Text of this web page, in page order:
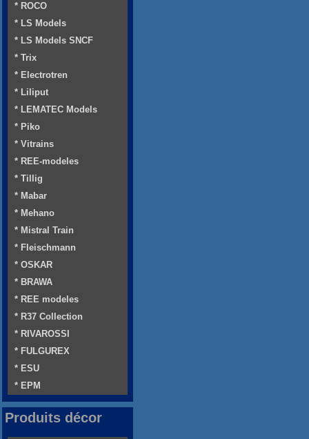
* ROCO
* LS Models
* LS Models SNCF
* Trix
* Electrotren
* Liliput
* LEMATEC Models
* Piko
* Vitrains
* REE-modeles
* Tillig
* Mabar
* Mehano
* Mistral Train
* Fleischmann
* OSKAR
* BRAWA
* REE modeles
* R37 Collection
* RIVAROSSI
* FULGUREX
* ESU
* EPM
Produits décor